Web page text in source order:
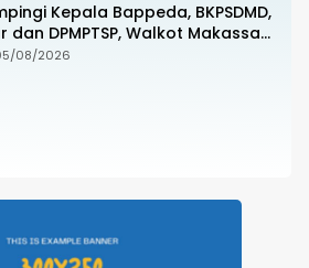
Kepala Bappeda, BKPSDMD,
dan DPMPTSP, Walkot Makassar
Dubes Singapura
08/2026